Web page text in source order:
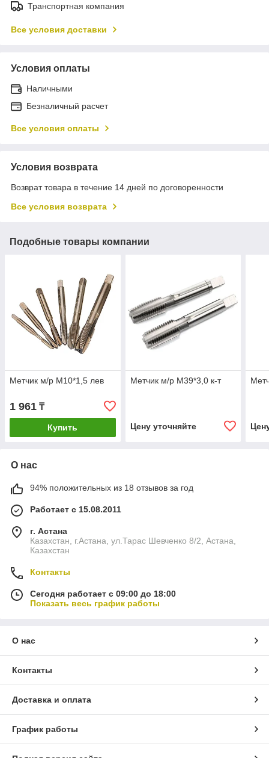
Транспортная компания
Все условия доставки
Условия оплаты
Наличными
Безналичный расчет
Все условия оплаты
Условия возврата
Возврат товара в течение 14 дней по договоренности
Все условия возврата
Подобные товары компании
Метчик м/р М10*1,5 лев
1 961 ₸
Купить
Метчик м/р М39*3,0 к-т
Цену уточняйте
О нас
94% положительных из 18 отзывов за год
Работает с 15.08.2011
г. Астана
Казахстан, г.Астана, ул.Тарас Шевченко 8/2, Астана,
Казахстан
Контакты
Сегодня работает с 09:00 до 18:00
Показать весь график работы
О нас
Контакты
Доставка и оплата
График работы